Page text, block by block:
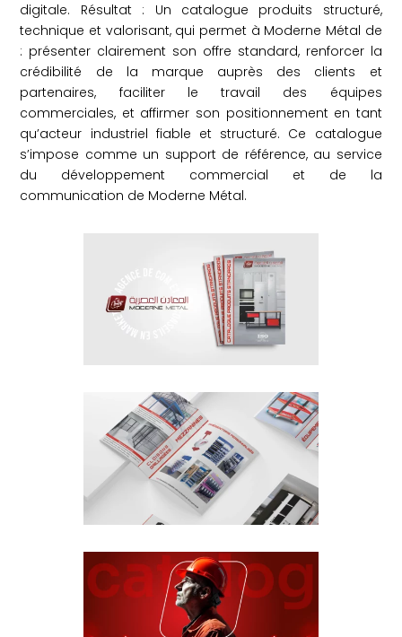
digitale. Résultat : Un catalogue produits structuré,
technique et valorisant, qui permet à Moderne Métal de
: présenter clairement son offre standard, renforcer la
crédibilité de la marque auprès des clients et
partenaires, faciliter le travail des équipes
commerciales, et affirmer son positionnement en tant
qu’acteur industriel fiable et structuré. Ce catalogue
s’impose comme un support de référence, au service
du développement commercial et de la
communication de Moderne Métal.